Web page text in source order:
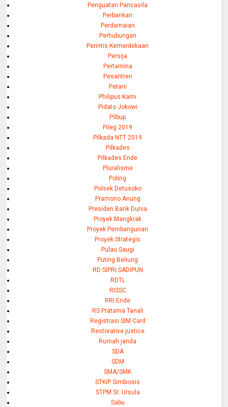
Penguatan Pancasila
Perbankan
Perdamaian
Perhubungan
Perintis Kemerdekaan
Persija
Pertamina
Pesantren
Petani
Philipus Kami
Pidato Jokowi
Pilbup
Pileg 2019
Pilkada NTT 2019
Pilkades
Pilkades Ende
Pluralisme
Poling
Polsek Detusoko
Pramono Anung
Presiden Bank Dunia
Proyek Mangkrak
Proyek Pembangunan
Proyek Strategis
Pulau Saugi
Puting Beliung
RD SIPRI SADIPUN
RDTL
RISSC
RRI Ende
RS Pratama Tanali
Registrasi SIM Card
Restorative justice
Rumah janda
SDA
SDM
SMA/SMK
STKIP Simbiosis
STPM St. Ursula
Sabu